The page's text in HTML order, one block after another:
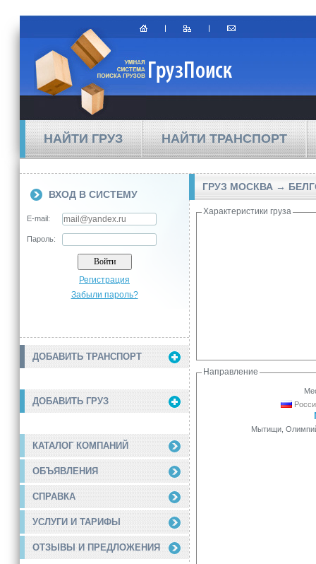
НАЙТИ ГРУЗ НАЙТИ ТРАНСПОРТ
ВХОД В СИСТЕМУ
E-mail:
Пароль:
Регистрация
Забыли пароль?
ДОБАВИТЬ ТРАНСПОРТ
ДОБАВИТЬ ГРУЗ
КАТАЛОГ КОМПАНИЙ
ОБЪЯВЛЕНИЯ
СПРАВКА
УСЛУГИ И ТАРИФЫ
ОТЗЫВЫ И ПРЕДЛОЖЕНИЯ
ГРУЗ МОСКВА →
Характеристики груза
Направление
Мытищи,